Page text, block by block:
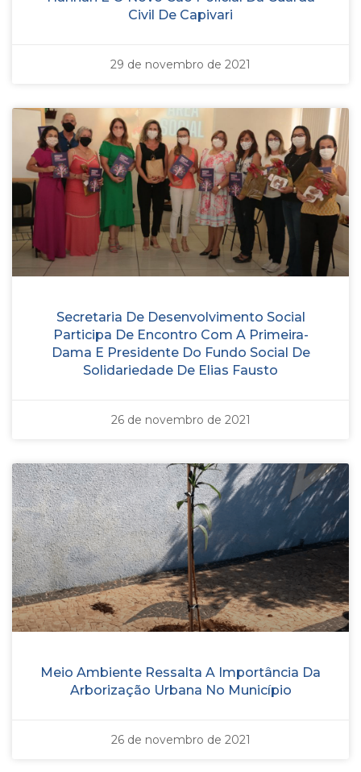
Civil De Capivari
29 de novembro de 2021
Secretaria De Desenvolvimento Social
Participa De Encontro Com A Primeira-
Dama E Presidente Do Fundo Social De
Solidariedade De Elias Fausto
26 de novembro de 2021
Meio Ambiente Ressalta A Importância Da
Arborização Urbana No Município
26 de novembro de 2021